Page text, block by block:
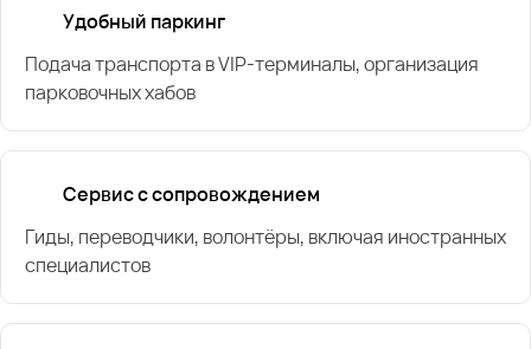
Удобный паркинг
Подача транспорта в VIP-терминалы, организация
парковочных хабов
Сервис с сопровождением
Гиды, переводчики, волонтёры, включая иностранных
специалистов